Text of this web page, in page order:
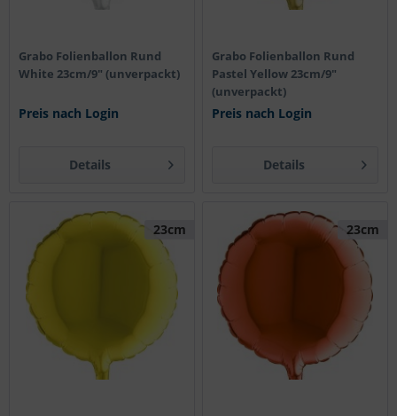
Grabo Folienballon Rund
White 23cm/9" (unverpackt)
Preis nach Login
Details
Grabo Folienballon Rund
Pastel Yellow 23cm/9"
(unverpackt)
Preis nach Login
Details
23cm 23cm